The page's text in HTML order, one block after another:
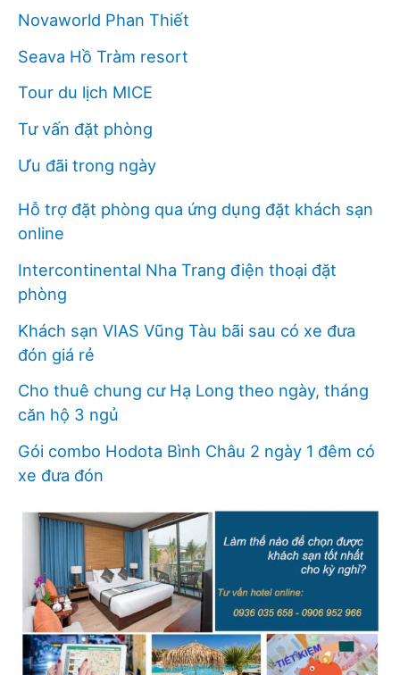
Novaworld Phan Thiết
Seava Hồ Tràm resort
Tour du lịch MICE
Tư vấn đặt phòng
Ưu đãi trong ngày
Hỗ trợ đặt phòng qua ứng dụng đặt khách sạn
online
Intercontinental Nha Trang điện thoại đặt
phòng
Khách sạn VIAS Vũng Tàu bãi sau có xe đưa
đón giá rẻ
Cho thuê chung cư Hạ Long theo ngày, tháng
căn hộ 3 ngủ
Gói combo Hodota Bình Châu 2 ngày 1 đêm có
xe đưa đón